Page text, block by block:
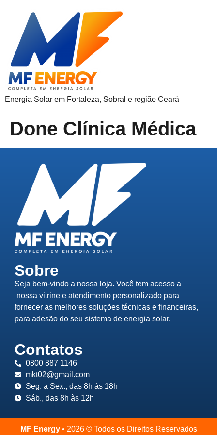
Energia Solar em Fortaleza, Sobral e região Ceará
Done Clínica Médica
Sobre
Seja bem-vindo a nossa loja. Você tem acesso a
nossa vitrine e atendimento personalizado para
fornecer as melhores soluções técnicas e financeiras,
para adesão do seu sistema de energia solar.
Contatos
0800 887 1146
mkt02@gmail.com
Seg. a Sex., das 8h às 18h
Sáb., das 8h às 12h
MF Energy• 2026 © Todos os Direitos Reservados